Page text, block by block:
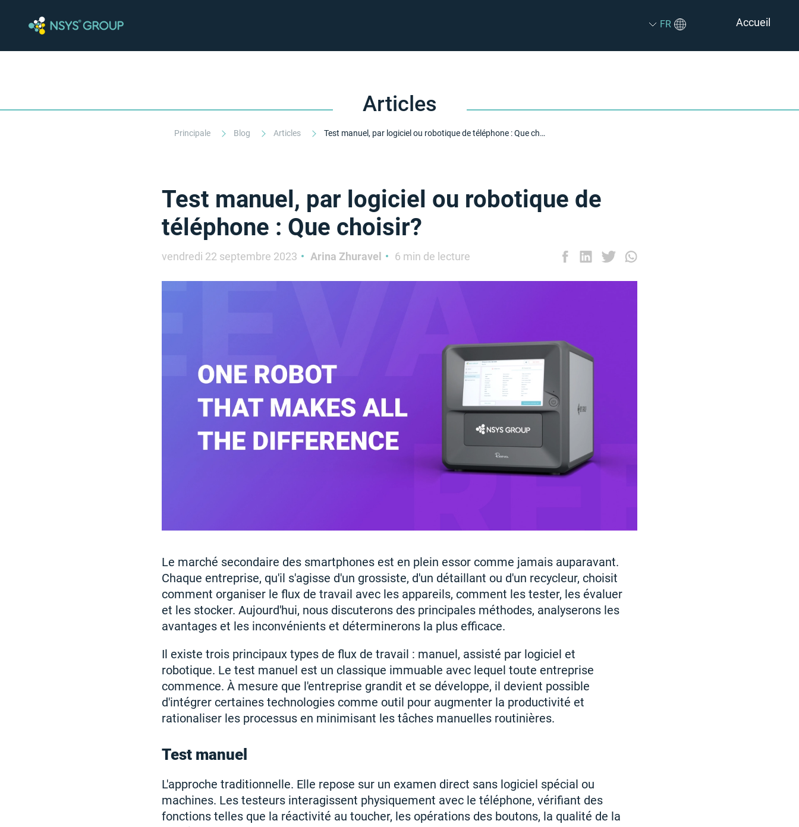
FR Accueil
Articles
Principale Blog Articles Test manuel, par logiciel ou robotique de téléphone : Que choisir?
Test manuel, par logiciel ou robotique de
téléphone : Que choisir?
vendredi 22 septembre 2023 Arina Zhuravel 6 min de lecture
Le marché secondaire des smartphones est en plein essor comme jamais auparavant.
Chaque entreprise, qu'il s'agisse d'un grossiste, d'un détaillant ou d'un recycleur, choisit
comment organiser le flux de travail avec les appareils, comment les tester, les évaluer
et les stocker. Aujourd'hui, nous discuterons des principales méthodes, analyserons les
avantages et les inconvénients et déterminerons la plus efficace.
Il existe trois principaux types de flux de travail : manuel, assisté par logiciel et
robotique. Le test manuel est un classique immuable avec lequel toute entreprise
commence. À mesure que l'entreprise grandit et se développe, il devient possible
d'intégrer certaines technologies comme outil pour augmenter la productivité et
rationaliser les processus en minimisant les tâches manuelles routinières.
Test manuel
L'approche traditionnelle. Elle repose sur un examen direct sans logiciel spécial ou
machines. Les testeurs interagissent physiquement avec le téléphone, vérifiant des
fonctions telles que la réactivité au toucher, les opérations des boutons, la qualité de la